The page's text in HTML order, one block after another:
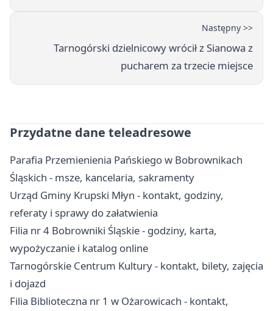
Następny >>
Tarnogórski dzielnicowy wrócił z Sianowa z
pucharem za trzecie miejsce
Przydatne dane teleadresowe
Parafia Przemienienia Pańskiego w Bobrownikach
Śląskich - msze, kancelaria, sakramenty
Urząd Gminy Krupski Młyn - kontakt, godziny,
referaty i sprawy do załatwienia
Filia nr 4 Bobrowniki Śląskie - godziny, karta,
wypożyczanie i katalog online
Tarnogórskie Centrum Kultury - kontakt, bilety, zajęcia
i dojazd
Filia Biblioteczna nr 1 w Ożarowicach - kontakt,